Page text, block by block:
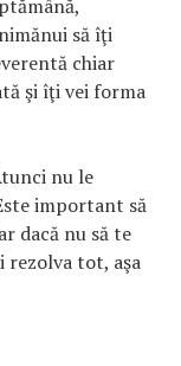
să îţi
chiar
şi îţi vei forma
nu le
important să
dacă nu să te
rezolva tot, aşa